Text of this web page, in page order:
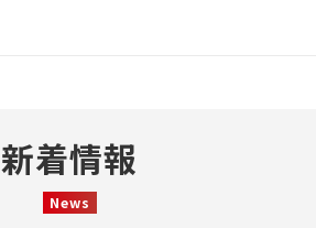
News
新着情報